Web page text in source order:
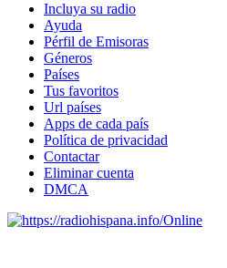
Incluya su radio
Ayuda
Pérfil de Emisoras
Géneros
Países
Tus favoritos
Url países
Apps de cada país
Política de privacidad
Contactar
Eliminar cuenta
DMCA
Online